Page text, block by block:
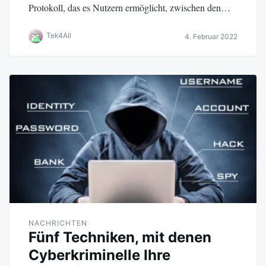
Protokoll, das es Nutzern ermöglicht, zwischen den…
Tek4All 4. Februar 2022
NACHRICHTEN
Fünf Techniken, mit denen
Cyberkriminelle Ihre